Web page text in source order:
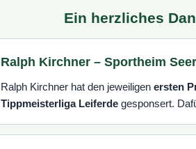
Ein herzliches
Ralph Kirchner – Sportheim
Ralph Kirchner hat den jeweiligen ersten
Tippmeisterliga Leiferde gesponsert.